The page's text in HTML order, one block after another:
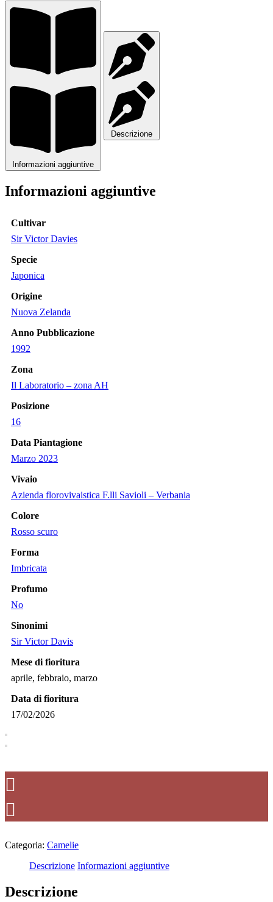
Informazioni aggiuntive
Descrizione
Informazioni aggiuntive
Cultivar
Sir Victor Davies
Specie
Japonica
Origine
Nuova Zelanda
Anno Pubblicazione
1992
Zona
Il Laboratorio – zona AH
Posizione
16
Data Piantagione
Marzo 2023
Vivaio
Azienda florovivaistica F.lli Savioli – Verbania
Colore
Rosso scuro
Forma
Imbricata
Profumo
No
Sinonimi
Sir Victor Davis
Mese di fioritura
aprile, febbraio, marzo
Data di fioritura
17/02/2026
Categoria: Camelie
Descrizione Informazioni aggiuntive
Descrizione